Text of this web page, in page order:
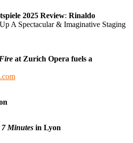
2025 Review: Rinaldo
A Spectacular & Imaginative Staging
at Zurich Opera fuels a
7 Minutes in Lyon